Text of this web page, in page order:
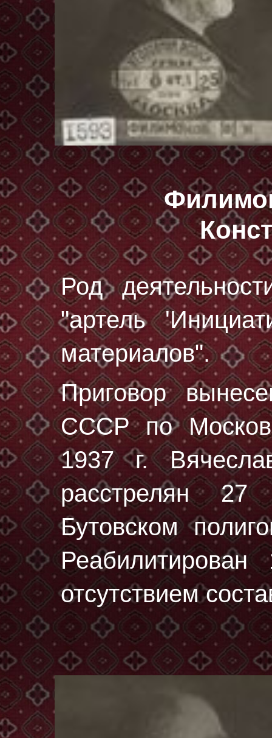
Род
"артель
материалов".
Приговор
СССР по
1937 г.
расстрелян27
Бутовском
отсутствием